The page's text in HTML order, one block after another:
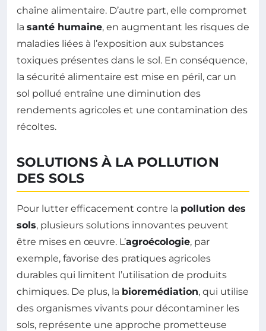
chaîne alimentaire. D’autre part, elle compromet
la santé humaine, en augmentant les risques de
maladies liées à l’exposition aux substances
toxiques présentes dans le sol. En conséquence,
la sécurité alimentaire est mise en péril, car un
sol pollué entraîne une diminution des
rendements agricoles et une contamination des
récoltes.
SOLUTIONS À LA POLLUTION
DES SOLS
Pour lutter efficacement contre la pollution des
sols, plusieurs solutions innovantes peuvent
être mises en œuvre. L’agroécologie, par
exemple, favorise des pratiques agricoles
durables qui limitent l’utilisation de produits
chimiques. De plus, la bioremédiation, qui utilise
des organismes vivants pour décontaminer les
sols, représente une approche prometteuse